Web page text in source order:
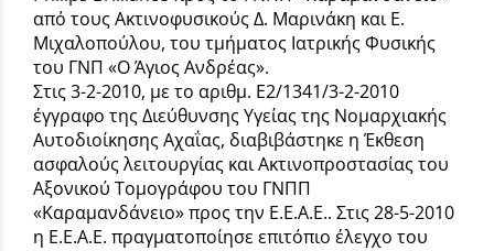
από τους Ακτινοφυσικούς Δ. Μαρινάκη και Ε.
Μιχαλοπούλου, του τμήματος Ιατρικής Φυσικής
του ΓΝΠ «Ο Άγιος Ανδρέας».
Στις 3-2-2010, με το αριθμ. Ε2/1341/3-2-2010
έγγραφο της Διεύθυνσης Υγείας της Νομαρχιακής
Αυτοδιοίκησης Αχαΐας, διαβιβάστηκε η Έκθεση
ασφαλούς λειτουργίας και Ακτινοπροστασίας του
Αξονικού Τομογράφου του ΓΝΠΠ
«Καραμανδάνειο» προς την Ε.Ε.Α.Ε.. Στις 28-5-2010
η Ε.Ε.Α.Ε. πραγματοποίησε επιτόπιο έλεγχο του